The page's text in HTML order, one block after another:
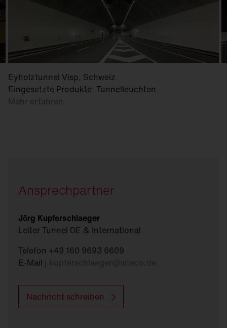
Eyholztunnel Visp, Schweiz
Eingesetzte Produkte: Tunnelleuchten
Mehr erfahren
Ansprechpartner
Jörg Kupferschlaeger
Leiter Tunnel DE & International
Telefon +49 160 9693 6609
E-Mail
Nachricht schreiben